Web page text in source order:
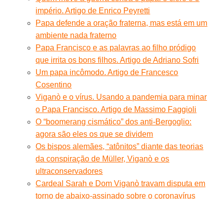
império. Artigo de Enrico Peyretti
Papa defende a oração fraterna, mas está em um
ambiente nada fraterno
Papa Francisco e as palavras ao filho pródigo
que irrita os bons filhos. Artigo de Adriano Sofri
Um papa incômodo. Artigo de Francesco
Cosentino
Viganò e o vírus. Usando a pandemia para minar
o Papa Francisco. Artigo de Massimo Faggioli
O “boomerang cismático” dos anti-Bergoglio:
agora são eles os que se dividem
Os bispos alemães, “atônitos” diante das teorias
da conspiração de Müller, Viganò e os
ultraconservadores
Cardeal Sarah e Dom Viganò travam disputa em
torno de abaixo-assinado sobre o coronavírus